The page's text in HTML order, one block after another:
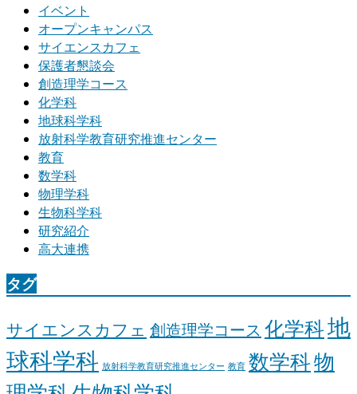
イベント
オープンキャンパス
サイエンスカフェ
保護者懇談会
創造理学コース
化学科
地球科学科
放射科学教育研究推進センター
教育
数学科
物理学科
生物科学科
研究紹介
高大連携
タグ
サイエンスカフェ 創造理学コース 化学科地
球科学科 放射科学教育研究推進センター 教育 数学科物